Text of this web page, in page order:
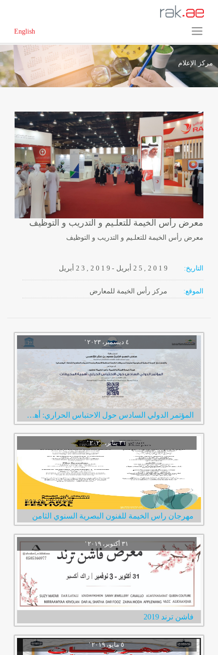
English
مركز الإعلام
معرض رأس الخيمة للتعلـيم و التدريب و التوظيف
معرض رأس الخيمة للتعلـيم و التدريب و التوظيف
التاريخ: 2 3 , 2 0 1 9- أبريل 2 5 , 2 0 1 9
الموقع: مركز رأس الخيمة للمعارض
المؤتمر الدولي السادس حول الاحتباس الحراري: أهمية المحيطات
‏٣١ يناير، ٢٠٢٠‏ ‏'‏
مهرجان راس الخيمة للفنون البصرية السنوي الثامن
فاشن ترند 2019
‏٥ مايو، ٢٠١٩‏ ‏'‏